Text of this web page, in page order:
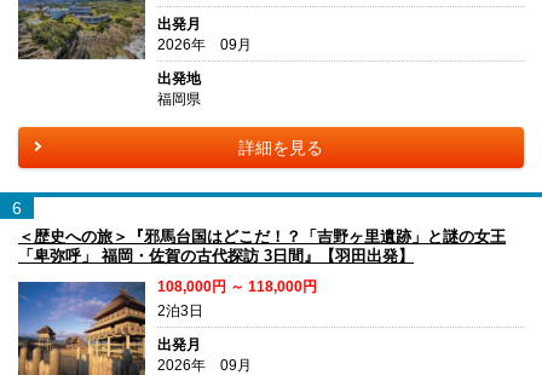
出発月
2026年 09月
出発地
福岡県
詳細を見る
6
＜歴史への旅＞『邪馬台国はどこだ！？「吉野ヶ里遺跡」と謎の女王
「卑弥呼」 福岡・佐賀の古代探訪 3日間』【羽田出発】
108,000円 ～ 118,000円
2泊3日
出発月
2026年 09月